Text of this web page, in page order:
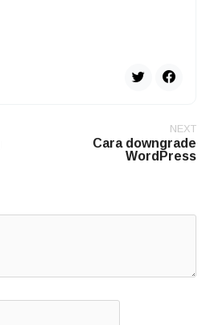
NEXT
Cara downgrade
WordPress